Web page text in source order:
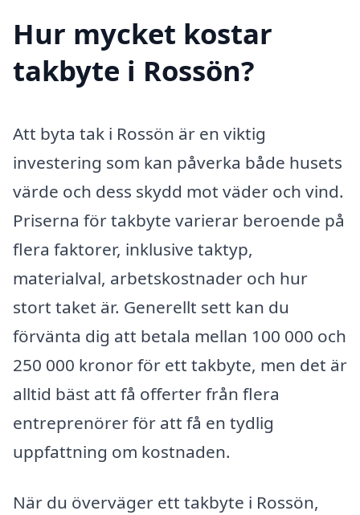
Hur mycket kostar
takbyte i Rossön?
Att byta tak i Rossön är en viktig
investering som kan påverka både husets
värde och dess skydd mot väder och vind.
Priserna för takbyte varierar beroende på
flera faktorer, inklusive taktyp,
materialval, arbetskostnader och hur
stort taket är. Generellt sett kan du
förvänta dig att betala mellan 100 000 och
250 000 kronor för ett takbyte, men det är
alltid bäst att få offerter från flera
entreprenörer för att få en tydlig
uppfattning om kostnaden.
När du överväger ett takbyte i Rossön,